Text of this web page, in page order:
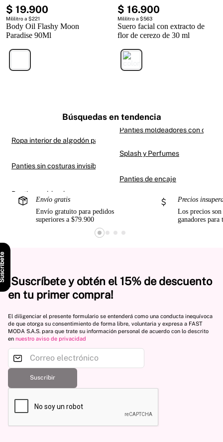
$ 19.900
Mililitro a $221
Body Oil Flashy Moon
Paradise 90Ml
$ 16.900
Mililitro a $563
Suero facial con extracto de
flor de cerezo de 30 ml
Búsquedas en tendencia
Ropa interior de algodón para mujer
Panties sin costuras invisibles
Panties moldeadores con
Splash y Perfumes
Panties de encaje
Envío gratis
Envío gratuito para pedidos
superiores a $79.900
Precios
Los precios
ganadores para
¡Suscríbete y obtén el 15% de descuento
en tu primer compra!
El diligenciar el presente formulario se entenderá como una conducta inequívoca
de que otorga su consentimiento de forma libre, voluntaria y expresa a FAST
MODA S.A.S. para que trate su información personal de acuerdo con lo descrito
en nuestro aviso de privacidad
Suscribir